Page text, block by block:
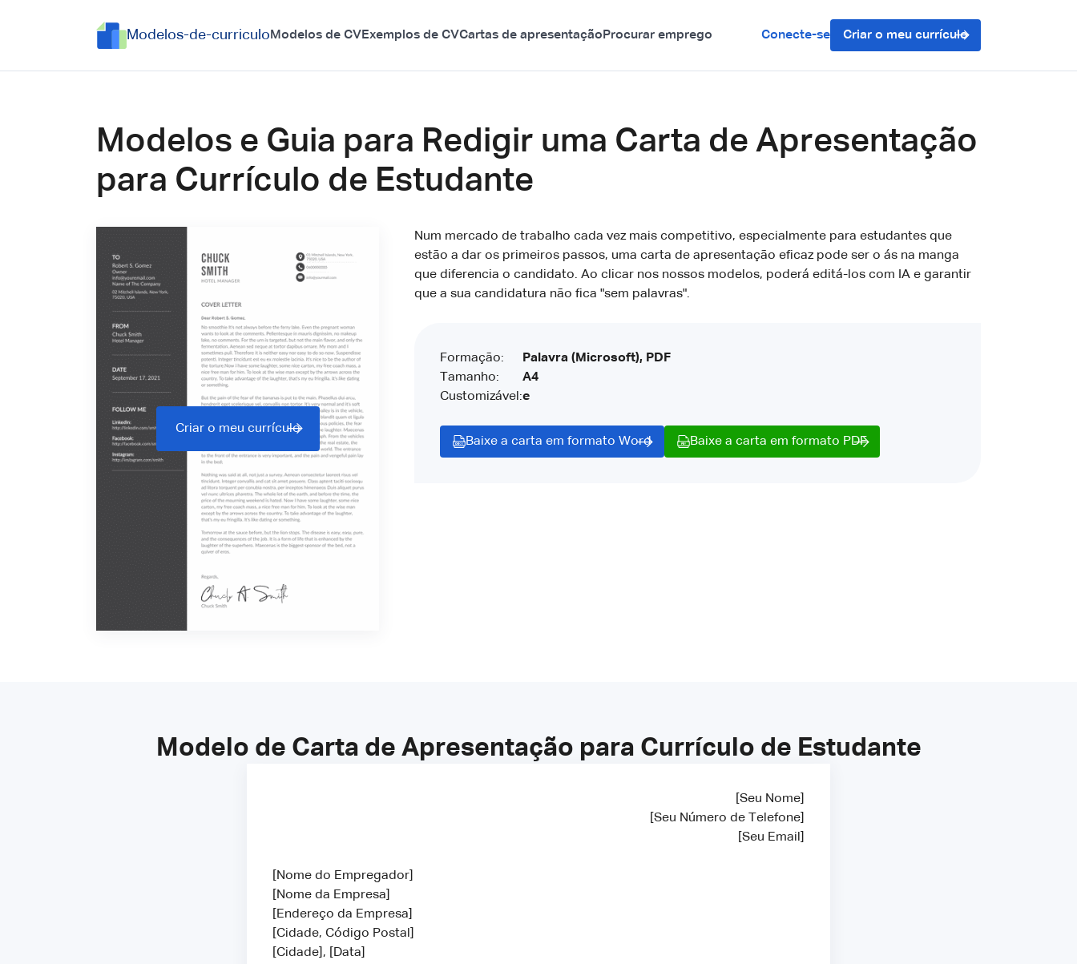
Modelos-de-curriculo Modelos de CVExemplos de CVCartas de apresentação Procurar emprego Conecte-se Criar o meu currículo
Modelos e Guia para Redigir uma Carta de Apresentação
para Currículo de Estudante
Criar o meu currículo
Num mercado de trabalho cada vez mais competitivo, especialmente para estudantes que
estão a dar os primeiros passos, uma carta de apresentação eficaz pode ser o ás na manga
que diferencia o candidato. Ao clicar nos nossos modelos, poderá editá-los com IA e garantir
que a sua candidatura não fica "sem palavras".
Formação:
Tamanho:
Customizável:
Palavra (Microsoft), PDF
A4
e
Baixe a carta em formato Word Baixe a carta em formato PDF
Modelo de Carta de Apresentação para Currículo de Estudante
[Seu Nome]
[Seu Número de Telefone]
[Seu Email]
[Nome do Empregador]
[Nome da Empresa]
[Endereço da Empresa]
[Cidade, Código Postal]
[Cidade], [Data]